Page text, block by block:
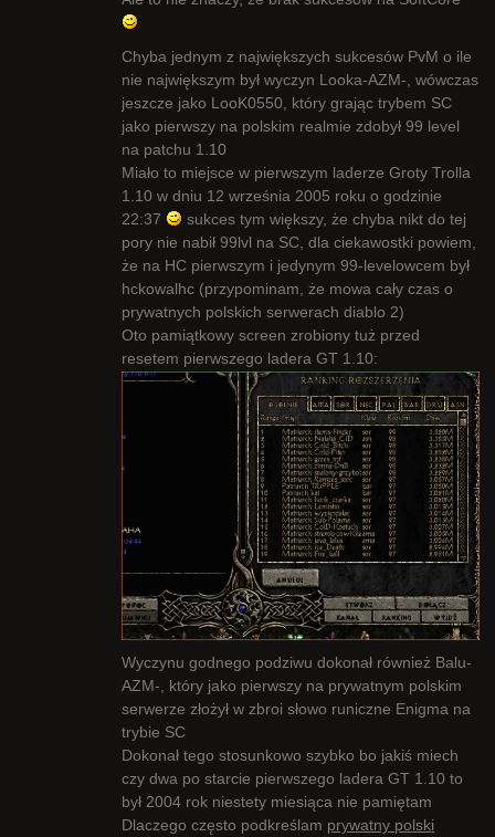
Chyba jednym z największych sukcesów PvM o ile
nie największym był wyczyn Looka-AZM-, wówczas
jeszcze jako LooK0550, który grając trybem SC
jako pierwszy na polskim realmie zdobył 99 level
na patchu 1.10
Miało to miejsce w pierwszym laderze Groty Trolla
1.10 w dniu 12 września 2005 roku o godzinie
22:37
sukces tym większy, że chyba nikt do tej
pory nie nabił 99lvl na SC, dla ciekawostki powiem,
że na HC pierwszym i jedynym 99-levelowcem był
hckowalhc (przypominam, że mowa cały czas o
prywatnych polskich serwerach diablo 2)
Oto pamiątkowy screen zrobiony tuż przed
resetem pierwszego ladera GT 1.10:
Wyczynu godnego podziwu dokonał również Balu-
AZM-, który jako pierwszy na prywatnym polskim
serwerze złożył w zbroi słowo runiczne Enigma na
trybie SC
Dokonał tego stosunkowo szybko bo jakiś miech
czy dwa po starcie pierwszego ladera GT 1.10 to
był 2004 rok niestety miesiąca nie pamiętam
Dlaczego często podkreślam prywatny polski